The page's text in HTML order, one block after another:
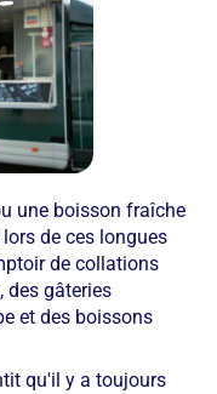
une boisson fraîche
de ces longues
de collations
des gâteries
et des boissons
qu'il y a toujours